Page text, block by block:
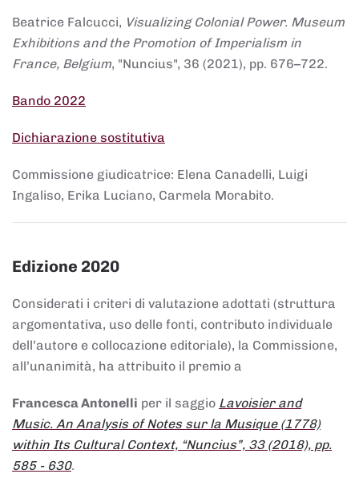
Beatrice Falcucci, Visualizing Colonial Power. Museum
Exhibitions and the Promotion of Imperialism in
France, Belgium, "Nuncius", 36 (2021), pp. 676–722.
Bando 2022
Dichiarazione sostitutiva
Commissione giudicatrice: Elena Canadelli, Luigi
Ingaliso, Erika Luciano, Carmela Morabito.
Edizione 2020
Considerati i criteri di valutazione adottati (struttura
argomentativa, uso delle fonti, contributo individuale
dell’autore e collocazione editoriale), la Commissione,
all’unanimità, ha attribuito il premio a
Francesca Antonelli per il saggio Lavoisier and
Music. An Analysis of Notes sur la Musique (1778)
within Its Cultural Context, “Nuncius”, 33 (2018), pp.
585 - 630.